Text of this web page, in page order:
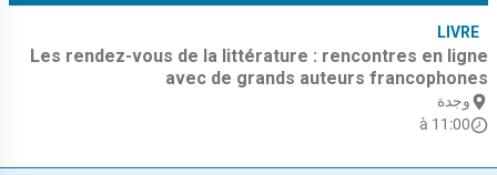
LIVRE
Les rendez-vous de la littérature : rencontres en ligne
avec de grands auteurs francophones
وجدة
à 11:00